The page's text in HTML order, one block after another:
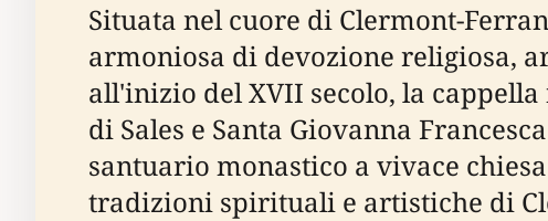
Situata nel cuore di Clermont-
armoniosa di devozione religiosa,
all'inizio del XVII secolo, la
di Sales e Santa Giovanna
santuario monastico a vivace
tradizioni spirituali e artistiche di